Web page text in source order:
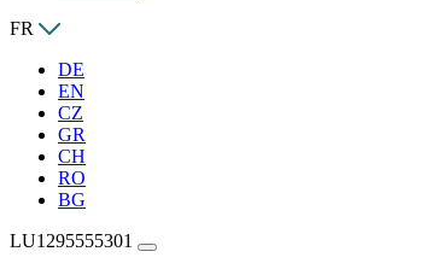
FR
DE
EN
CZ
GR
CH
RO
BG
LU1295555301